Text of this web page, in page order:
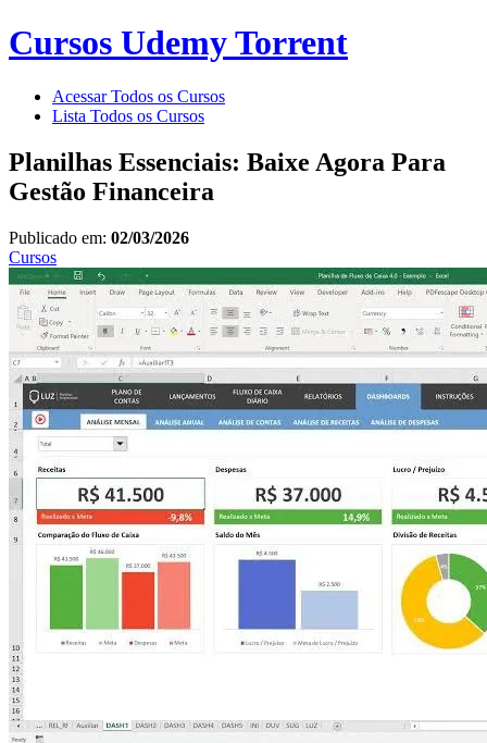
Cursos Udemy Torrent
Acessar Todos os Cursos
Lista Todos os Cursos
Planilhas Essenciais: Baixe Agora Para
Gestão Financeira
Publicado em: 02/03/2026
Cursos